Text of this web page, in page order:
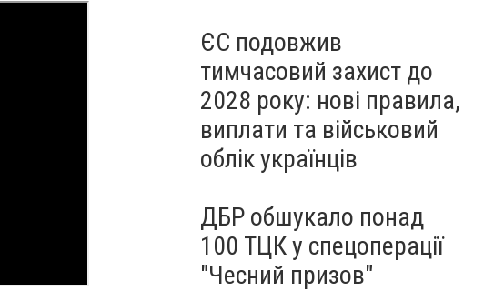
ЄС подовжив
тимчасовий захист до
2028 року: нові правила,
виплати та військовий
облік українців
ДБР обшукало понад
100 ТЦК у спецоперації
"Чесний призов"